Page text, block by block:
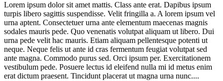
Lorem ipsum dolor sit amet mattis. Class ante erat. Dapibus ipsum
turpis libero sagittis suspendisse. Velit fringilla a. A lorem ipsum vel
urna aptent. Consectetuer urna ante elementum maecenas magnis
sodales mauris pede. Quo venenatis volutpat aliquam ut libero. Dui
urna pede velit hac mauris. Etiam aliquam pellentesque potenti ut
neque. Neque felis ut ante id cras fermentum feugiat volutpat sed
ante magna. Commodo purus sed. Orci ipsum per. Exercitationem
vestibulum pede. Posuere lectus id eleifend nulla mi id metus enim
erat dictum praesent. Tincidunt placerat ut magna urna nunc....